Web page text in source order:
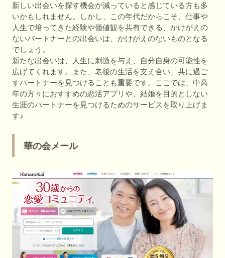
新しい出会いを探す機会が減っていると感じている方も多
いかもしれません。しかし、この年代だからこそ、仕事や
人生で培ってきた経験や価値観を共有できる、かけがえの
ないパートナーとの出会いは、かけがえのないものとなる
でしょう。
新たな出会いは、人生に刺激を与え、自分自身の可能性を
広げてくれます。また、老後の生活を支え合い、共に過ご
すパートナーを見つけることも重要です。ここでは、中高
年の方々におすすめの恋活アプリや、結婚を目的としない
生涯のパートナーを見つけるためのサービスを取り上げま
す♪
華の会メール